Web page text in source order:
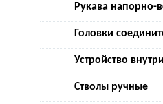
Рукава напорно-
Головки
Устройство
Стволы ручные